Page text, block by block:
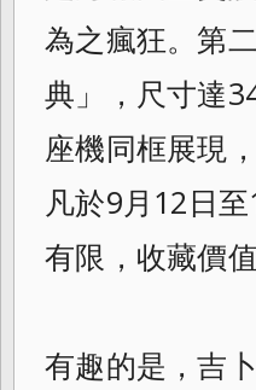
為之瘋狂。第
典」，尺寸達
座機同框展現
凡於9月12日
有限，收藏價
有趣的是，吉